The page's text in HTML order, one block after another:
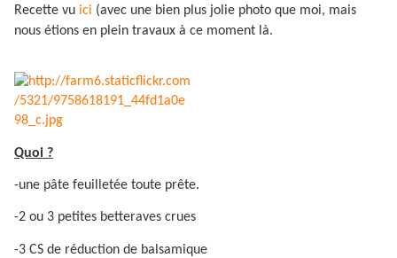
Recette vu ici (avec une bien plus jolie photo que moi, mais
nous étions en plein travaux à ce moment là.
Quoi ?
-une pâte feuilletée toute prête.
-2 ou 3 petites betteraves crues
-3 CS de réduction de balsamique